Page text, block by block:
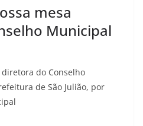
mesa
Municipal
diretora do Conselho
de São Julião, por